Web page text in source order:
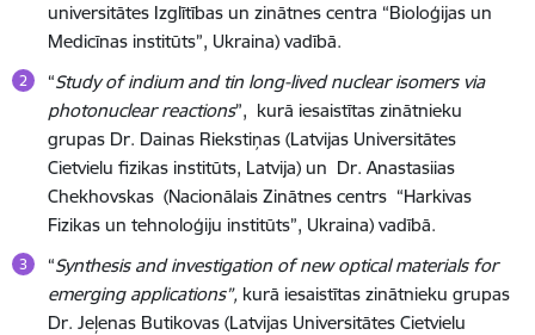
universitātes Izglītības un zinātnes centra “Bioloģijas un
Medicīnas institūts”, Ukraina) vadībā.
“Study of indium and tin long-lived nuclear isomers via
photonuclear reactions”, kurā iesaistītas zinātnieku
grupas Dr. Dainas Riekstiņas (Latvijas Universitātes
Cietvielu fizikas institūts, Latvija) un Dr. Anastasiias
Chekhovskas (Nacionālais Zinātnes centrs “Harkivas
Fizikas un tehnoloģiju institūts”, Ukraina) vadībā.
“Synthesis and investigation of new optical materials for
emerging applications”, kurā iesaistītas zinātnieku grupas
Dr. Jeļenas Butikovas (Latvijas Universitātes Cietvielu